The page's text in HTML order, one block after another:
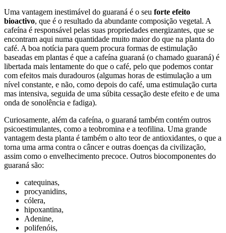
Uma vantagem inestimável do guaraná é o seu forte efeito
bioactivo, que é o resultado da abundante composição vegetal. A
cafeína é responsável pelas suas propriedades energizantes, que se
encontram aqui numa quantidade muito maior do que na planta do
café. A boa notícia para quem procura formas de estimulação
baseadas em plantas é que a cafeína guaraná (o chamado guaraná) é
libertada mais lentamente do que o café, pelo que podemos contar
com efeitos mais duradouros (algumas horas de estimulação a um
nível constante, e não, como depois do café, uma estimulação curta
mas intensiva, seguida de uma súbita cessação deste efeito e de uma
onda de sonolência e fadiga).
Curiosamente, além da cafeína, o guaraná também contém outros
psicoestimulantes, como a teobromina e a teofilina. Uma grande
vantagem desta planta é também o alto teor de antioxidantes, o que a
torna uma arma contra o câncer e outras doenças da civilização,
assim como o envelhecimento precoce. Outros biocomponentes do
guaraná são:
catequinas,
procyanidins,
cólera,
hipoxantina,
Adenine,
polifenóis,